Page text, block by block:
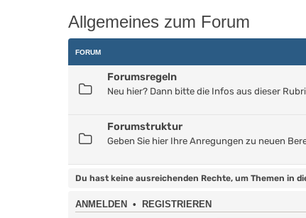
Allgemeines zum Forum
FORUM
Forumsregeln
Neu hier? Dann bitte die Infos aus dieser
Forumstruktur
Geben Sie hier Ihre Anregungen zu neuen
Du hast keine ausreichenden Rechte, um Themen in
ANMELDEN • REGISTRIEREN